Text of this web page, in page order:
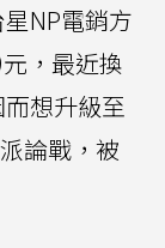
NP電銷方
，最近換
想升級至
論戰，被